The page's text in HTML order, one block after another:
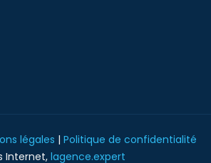
légales | Politique de confidentialité
Internet, lagence.expert